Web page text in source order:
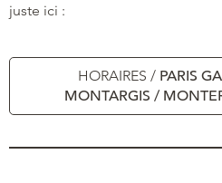
juste ici :
HORAIRES / PARIS
MONTARGIS /